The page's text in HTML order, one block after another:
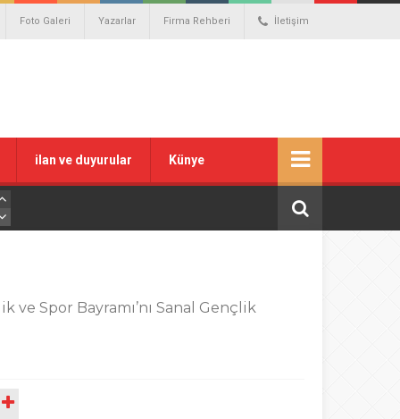
Foto Galeri Yazarlar Firma Rehberi İletişim
ilan ve duyurular Künye
ve Spor Bayramı’nı Sanal Gençlik